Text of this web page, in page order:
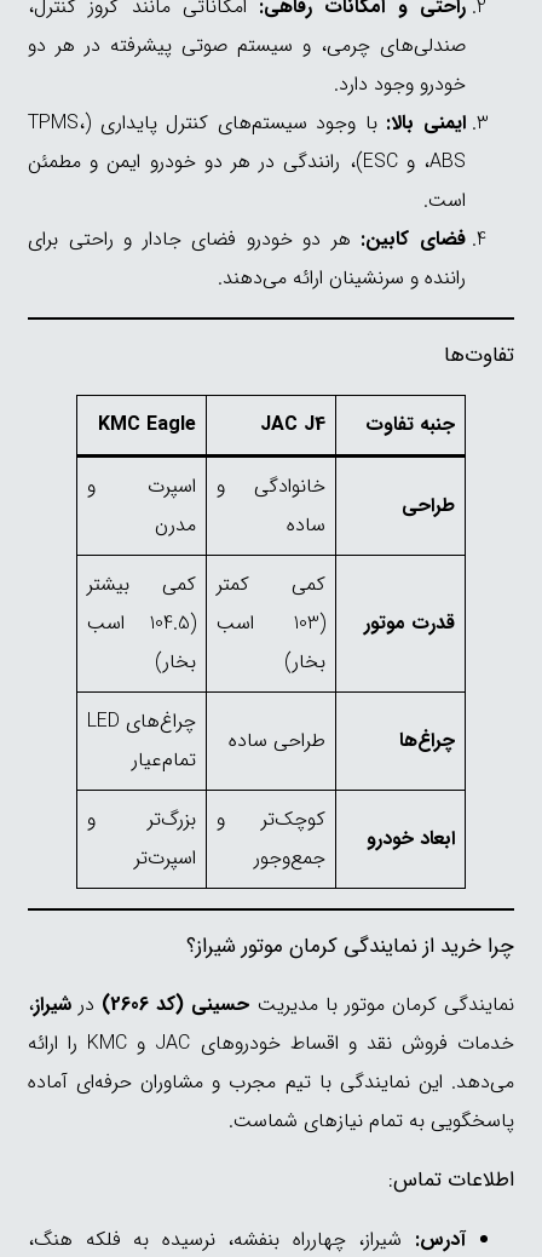
راحتی و امکانات رفاهی: امکاناتی مانند کروز کنترل،
صندلی‌های چرمی، و سیستم صوتی پیشرفته در هر دو
خودرو وجود دارد.
ایمنی بالا:
با وجود سیستم‌های کنترل پایداری (TPMS،
ABS، و ESC)، رانندگی در هر دو خودرو ایمن و مطمئن
است.
فضای کابین: هر دو خودرو فضای جادار و راحتی برای
راننده و سرنشینان ارائه می‌دهند.
تفاوت‌ها
جنبه تفاوت JAC J4
KMC Eagle
طراحی
خانوادگی و
ساده
اسپرت و
مدرن
قدرت موتور
کمی کمتر
(103 اسب
بخار)
کمی بیشتر
(104.5 اسب
بخار)
چراغ‌ها طراحی ساده
چراغ‌های LED
تمام‌عیار
ابعاد خودرو
کوچک‌تر و
جمع‌وجور
بزرگ‌تر و
اسپرت‌تر
چرا خرید از نمایندگی کرمان موتور شیراز؟
نمایندگی کرمان موتور با مدیریت حسینی (کد 2606) در شیراز،
خدمات فروش نقد و اقساط خودروهای JAC و KMC را ارائه
می‌دهد. این نمایندگی با تیم مجرب و مشاوران حرفه‌ای آماده
پاسخگویی به تمام نیازهای شماست.
اطلاعات تماس:
آدرس: شیراز، چهارراه بنفشه، نرسیده به فلکه هنگ،